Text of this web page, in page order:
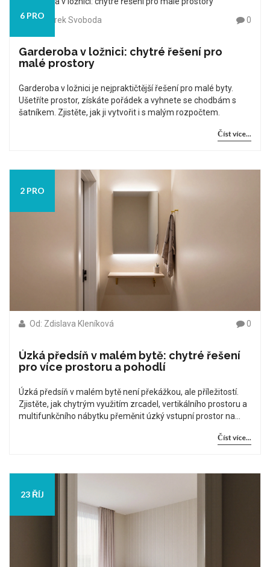
6 PRO
Od: Darek Svoboda 0
Garderoba v ložnici: chytré řešení pro
malé prostory
Garderoba v ložnici je nejpraktičtější řešení pro malé byty.
Ušetříte prostor, získáte pořádek a vyhnete se chodbám s
šatníkem. Zjistěte, jak ji vytvořit i s malým rozpočtem.
Číst více...
2 PRO
Od: Zdislava Kleníková 0
Úzká předsíň v malém bytě: chytré řešení
pro více prostoru a pohodlí
Úzká předsíň v malém bytě není překážkou, ale příležitostí.
Zjistěte, jak chytrým využitím zrcadel, vertikálního prostoru a
multifunkčního nábytku přeměnit úzký vstupní prostor na
Číst více...
23 ŘÍJ